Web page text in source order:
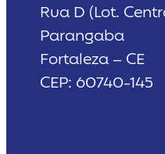
Rua D (Lot.
Parangaba
Fortaleza – CE
CEP: 60740-145